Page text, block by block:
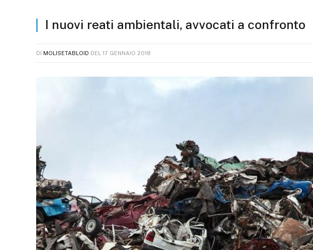
I nuovi reati ambientali, avvocati a confronto
DI MOLISETABLOID DEL 17 GENNAIO 2018